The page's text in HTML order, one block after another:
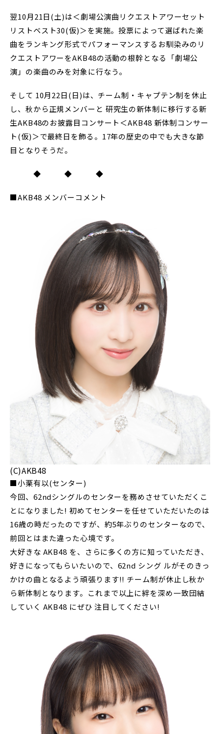
翌10月21日(土)は＜劇場公演曲リクエストアワーセット
リストベスト30(仮)＞を実施。投票によって選ばれた楽
曲をランキング形式でパフォーマンスするお馴染みのリ
クエストアワーをAKB48の活動の根幹となる「劇場公
演」の楽曲のみを対象に行なう。
そして 10月22日(日)は、チーム制・キャプテン制を休止
し、秋から正規メンバーと 研究生の新体制に移行する新
生AKB48のお披露目コンサート＜AKB48 新体制コンサー
ト(仮)＞で最終日を飾る。17年の歴史の中でも大きな節
目となりそうだ。
◆ ◆ ◆
■AKB48 メンバーコメント
(C)AKB48
■小栗有以(センター)
今回、62ndシングルのセンターを務めさせていただくこ
とになりました! 初めてセンターを任せていただいたのは
16歳の時だったのですが、約5年ぶりのセンターなので、
前回とはまた違った心境です。
大好きな AKB48 を、さらに多くの方に知っていただき、
好きになってもらいたいので、62nd シング ルがそのきっ
かけの曲となるよう頑張ります!! チーム制が休止し秋か
ら新体制となります。これまで以上に絆を深め一致団結
していく AKB48 にぜひ 注目してください!